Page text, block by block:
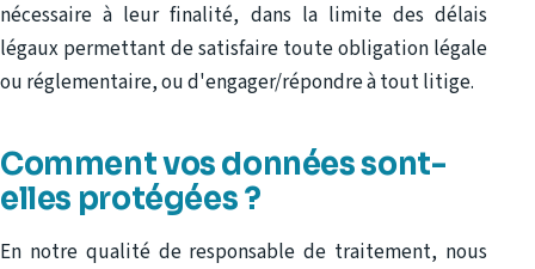
nécessaire à leur finalité, dans la limite des délais
légaux permettant de satisfaire toute obligation légale
ou réglementaire, ou d'engager/répondre à tout litige.
Comment vos données sont-
elles protégées ?
En notre qualité de responsable de traitement, nous